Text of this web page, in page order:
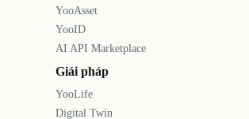
YooAsset
YooID
AI API Marketplace
Giải pháp
YooLife
Digital Twin